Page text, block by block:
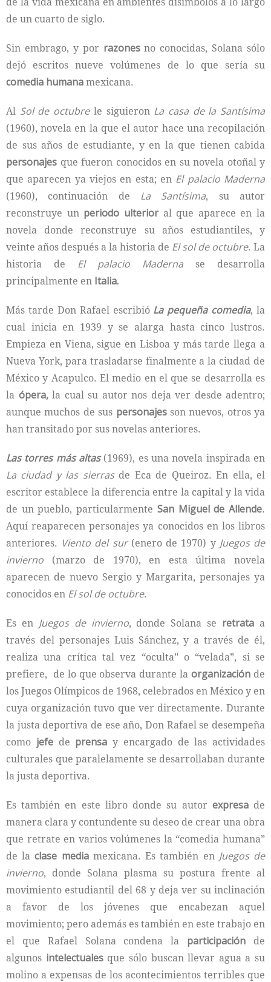
de un cuarto de siglo.
Sin embrago, y por razonesno conocidas, Solana sólo
dejó escritos nueve volúmenes de lo que sería su
comedia humanamexicana.
Al Sol de octubre le siguieron La casa de la Santísima
(1960), novela en la que el autor hace una recopilación
de sus años de estudiante, y en la que tienen cabida
personajes que fueron conocidos en su novela otoñal y
que aparecen ya viejos en esta; en El palacio Maderna
(1960), continuación de La Santísima, su autor
reconstruye un periodo ulterioral que aparece en la
novela donde reconstruye su años estudiantiles, y
veinte años después a la historia de El sol de octubre. La
historia de El palacio Maderna se desarrolla
principalmente en Italia.
Más tarde Don Rafael escribió La pequeña comedia, la
cual inicia en 1939 y se alarga hasta cinco lustros.
Empieza en Viena, sigue en Lisboa y más tarde llega a
Nueva York, para trasladarse finalmente a la ciudad de
México y Acapulco. El medio en el que se desarrolla es
la ópera,la cual su autor nos deja ver desde adentro;
aunque muchos de sus personajesson nuevos, otros ya
han transitado por sus novelas anteriores.
Las torres más altas(1969), es una novela inspirada en
La ciudad y las sierras de Eca de Queiroz. En ella, el
escritor establece la diferencia entre la capital y la vida
de un pueblo, particularmente San Miguel de Allende.
Aquí reaparecen personajes ya conocidos en los libros
anteriores. Viento del sur (enero de 1970) y Juegos de
invierno (marzo de 1970), en esta última novela
aparecen de nuevo Sergio y Margarita, personajes ya
conocidos en El sol de octubre.
Es en Juegos de invierno, donde Solana se retrata a
través del personajes Luis Sánchez, y a través de él,
realiza una crítica tal vez “oculta” o “velada”, si se
prefiere, de lo que observa durante laorganización de
los Juegos Olímpicos de 1968, celebrados en México y en
cuya organización tuvo que ver directamente. Durante
la justa deportiva de ese año, Don Rafael se desempeña
como jefede prensa y encargado de las actividades
culturales que paralelamente se desarrollaban durante
la justa deportiva.
Es también en este libro donde su autor expresade
manera clara y contundente su deseo de crear una obra
que retrate en varios volúmenes la “comedia humana”
de laclase mediamexicana. Es también en Juegos de
invierno, donde Solana plasma su postura frente al
movimiento estudiantil del 68 y deja ver su inclinación
a favor de los jóvenes que encabezan aquel
movimiento; pero además es también en este trabajo en
el que Rafael Solana condena la participación de
algunos intelectualesque sólo buscan llevar agua a su
molino a expensas de los acontecimientos terribles que